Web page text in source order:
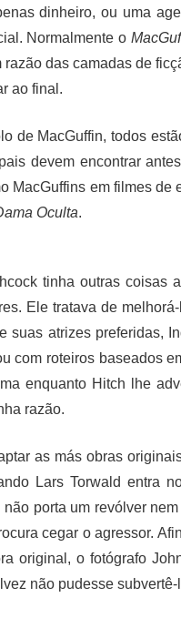
dinheiro, ou uma
Normalmente o
das camadas de
ao final.
de MacGuffin, todos
devem encontrar
MacGuffins em filmes de
Oculta.
tinha outras coisas
Ele tratava de
suas atrizes preferidas,
com roteiros baseados
enquanto Hitch lhe
razão.
as más obras
Lars Torwald entra
não porta um revólver
cegar o agressor.
original, o fotógrafo
não pudesse subvertê-